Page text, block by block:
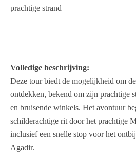
prachtige strand
Volledige beschrijving:
Deze tour biedt de mogelijkheid om
ontdekken, bekend om zijn prachtige
en bruisende winkels. Het avontuur
schilderachtige rit door het prachtige
inclusief een snelle stop voor het
Agadir.